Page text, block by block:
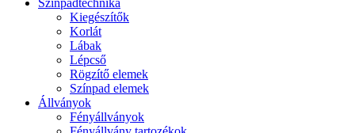
Színpadtechnika
Kiegészítők
Korlát
Lábak
Lépcső
Rögzítő elemek
Színpad elemek
Állványok
Fényállványok